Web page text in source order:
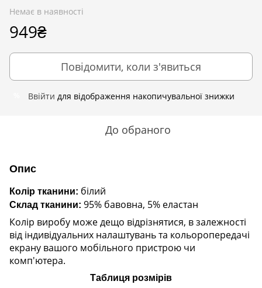
Немає в наявності
949₴
Повідомити, коли з'явиться
Ввійти для відображення накопичувальної знижки
До обраного
Опис
Колір тканини: білий
Склад тканини: 95% бавовна, 5% еластан
Колір виробу може дещо відрізнятися, в залежності
від індивідуальних налаштувань та кольоропередачі
екрану вашого мобільного пристрою чи
комп'ютера.
Таблиця розмірів